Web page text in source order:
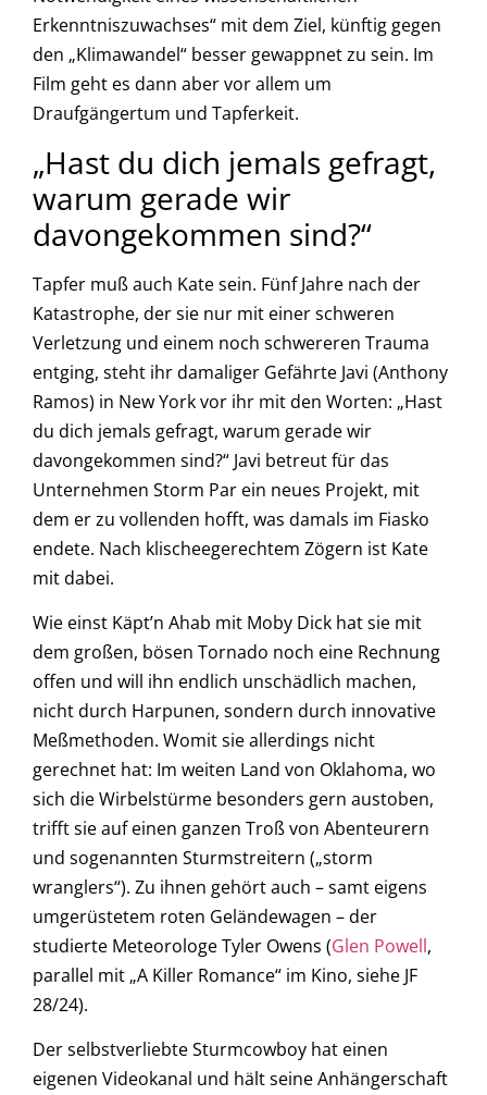
Erkenntniszuwachses“ mit dem Ziel, künftig gegen
den „Klimawandel“ besser gewappnet zu sein. Im
Film geht es dann aber vor allem um
Draufgängertum und Tapferkeit.
„Hast du dich jemals gefragt,
warum gerade wir
davongekommen sind?“
Tapfer muß auch Kate sein. Fünf Jahre nach der
Katastrophe, der sie nur mit einer schweren
Verletzung und einem noch schwereren Trauma
entging, steht ihr damaliger Gefährte Javi (Anthony
Ramos) in New York vor ihr mit den Worten: „Hast
du dich jemals gefragt, warum gerade wir
davongekommen sind?“ Javi betreut für das
Unternehmen Storm Par ein neues Projekt, mit
dem er zu vollenden hofft, was damals im Fiasko
endete. Nach klischeegerechtem Zögern ist Kate
mit dabei.
Wie einst Käpt’n Ahab mit Moby Dick hat sie mit
dem großen, bösen Tornado noch eine Rechnung
offen und will ihn endlich unschädlich machen,
nicht durch Harpunen, sondern durch innovative
Meßmethoden. Womit sie allerdings nicht
gerechnet hat: Im weiten Land von Oklahoma, wo
sich die Wirbelstürme besonders gern austoben,
trifft sie auf einen ganzen Troß von Abenteurern
und sogenannten Sturmstreitern („storm
wranglers“). Zu ihnen gehört auch – samt eigens
umgerüstetem roten Geländewagen – der
studierte Meteorologe Tyler Owens (Glen Powell,
parallel mit „A Killer Romance“ im Kino, siehe JF
28/24).
Der selbstverliebte Sturmcowboy hat einen
eigenen Videokanal und hält seine Anhängerschaft